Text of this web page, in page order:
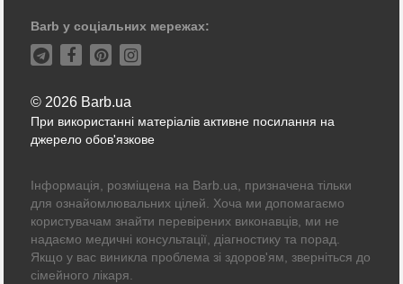
Barb у соціальних мережах:
© 2026 Barb.ua
При використанні матеріалів активне посилання на
джерело обов'язкове
Інформація, розміщена на Barb.ua, призначена тільки
для ознайомлювальних цілей. Хоча ми допомагаємо
користувачам знайти перевірених виконавців, ми не
надаємо медичні консультації, діагностику та порад.
Якщо у вас виникла проблема зі здоров'ям, зверніться до
сімейного лікаря.